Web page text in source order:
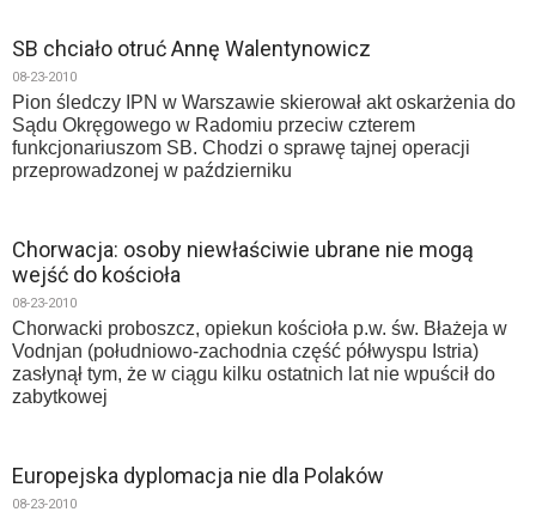
SB chciało otruć Annę Walentynowicz
08-23-2010
Pion śledczy IPN w Warszawie skierował akt oskarżenia do
Sądu Okręgowego w Radomiu przeciw czterem
funkcjonariuszom SB. Chodzi o sprawę tajnej operacji
przeprowadzonej w październiku
Chorwacja: osoby niewłaściwie ubrane nie mogą
wejść do kościoła
08-23-2010
Chorwacki proboszcz, opiekun kościoła p.w. św. Błażeja w
Vodnjan (południowo-zachodnia część półwyspu Istria)
zasłynął tym, że w ciągu kilku ostatnich lat nie wpuścił do
zabytkowej
Europejska dyplomacja nie dla Polaków
08-23-2010